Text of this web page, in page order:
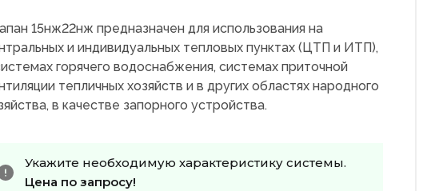
15нж22нж предназначен для использования на
и индивидуальных тепловых пунктах (ЦТП и ИТП),
горячего водоснабжения, системах приточной
тепличных хозяйств и в других областях народного
в качестве запорного устройства.
Укажите необходимую характеристику системы.
Цена по запросу!